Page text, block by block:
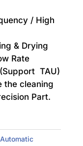
/ High
& Drying
Rate
TAU)
the cleaning
Part.
Automatic